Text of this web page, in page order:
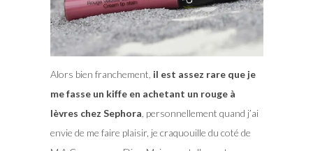
Alors bien franchement, il est assez rare que je
me fasse un kiffe en achetant un rouge à
lèvres chez Sephora , personnellement quand j’ai
envie de me faire plaisir, je craquouille du coté de